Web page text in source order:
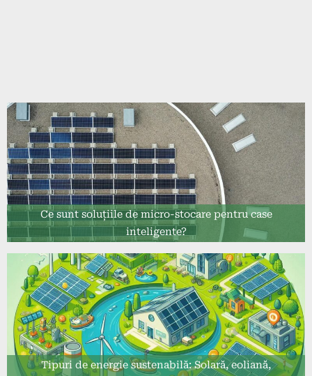
Ce sunt soluțiile de micro-stocare pentru case
inteligente?
Tipuri de energie sustenabilă: Solară, eoliană,